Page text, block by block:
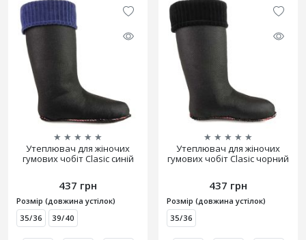
★ ★ ★ ★ ★
Утеплювач для жіночих
гумових чобіт Clasic синій
437 грн
Розмір (довжина устілок)
35/36
39/40
★ ★ ★ ★ ★
Утеплювач для жіночих
гумових чобіт Clasic чорний
437 грн
Розмір (довжина устілок)
35/36